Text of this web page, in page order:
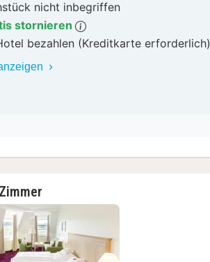
nicht inbegriffen
stornieren
bezahlen (Kreditkarte erforderlich)